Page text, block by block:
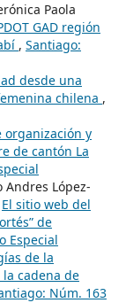
Paola
GAD región
, Santiago:
desde una
chilena ,
organización y
de cantón La
López-
El sitio web del
de
Especial
de la
cadena de
Núm. 163